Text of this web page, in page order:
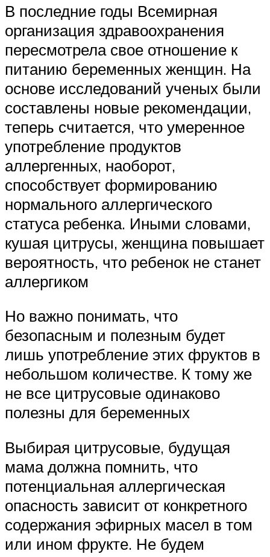
В последние годы Всемирная
организация здравоохранения
пересмотрела свое отношение к
питанию беременных женщин. На
основе исследований ученых были
составлены новые рекомендации,
теперь считается, что умеренное
употребление продуктов
аллергенных, наоборот,
способствует формированию
нормального аллергического
статуса ребенка. Иными словами,
кушая цитрусы, женщина повышает
вероятность, что ребенок не станет
аллергиком
Но важно понимать, что
безопасным и полезным будет
лишь употребление этих фруктов в
небольшом количестве. К тому же
не все цитрусовые одинаково
полезны для беременных
Выбирая цитрусовые, будущая
мама должна помнить, что
потенциальная аллергическая
опасность зависит от конкретного
содержания эфирных масел в том
или ином фрукте. Не будем